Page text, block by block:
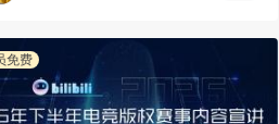
免费